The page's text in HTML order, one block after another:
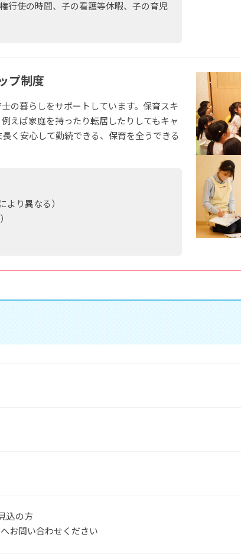
行使の時間、子の看護等休暇、子の育児
プ制度
の暮らしをサポートしています。保育スキ
えば家庭を持ったり転居したりしてもキャ
く安心して勤続できる、保育を全うできる
り異なる）
込の方
お問い合わせください